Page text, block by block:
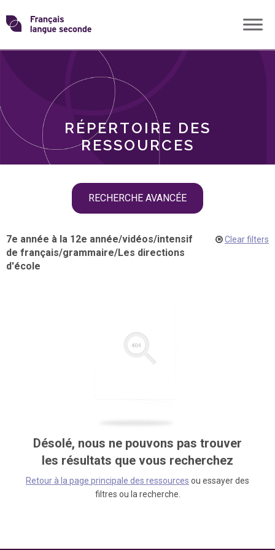
Skip
toTransformons
langue
RÉPERTOIRE DES
RESSOURCES
RECHERCHE AVANCÉE
THÈMES
7e année à la 12e année/vidéos/intensif
de français/grammaire/Les directions
d'école
Clear filters
Désolé, nous ne pouvons pas trouver
les résultats que vous recherchez
Retour à la page principale des ressources ou essayer des
filtres ou la recherche.